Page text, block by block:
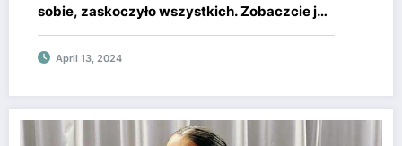
sobie, zaskoczyło wszystkich. Zobaczcie jej
reakcję! Super Express
April 13, 2024